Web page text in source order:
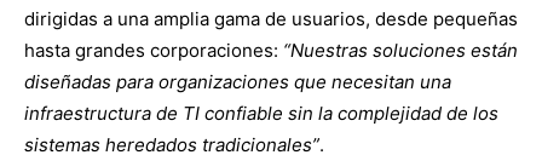
dirigidas a una amplia gama de usuarios, desde pequeñas
hasta grandes corporaciones: “Nuestras soluciones están
diseñadas para organizaciones que necesitan una
infraestructura de TI confiable sin la complejidad de los
sistemas heredados tradicionales”.